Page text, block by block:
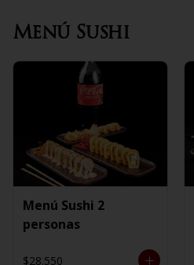
Menú Sushi
Menú Sushi 2
personas
$28.550